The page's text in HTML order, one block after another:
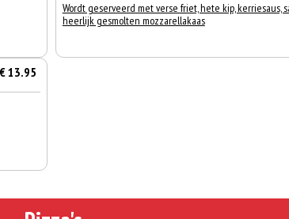
Wordt geserveerd met verse friet, hete kip, kerriesaus,
heerlijk gesmolten mozzarellakaas
€ 13.95